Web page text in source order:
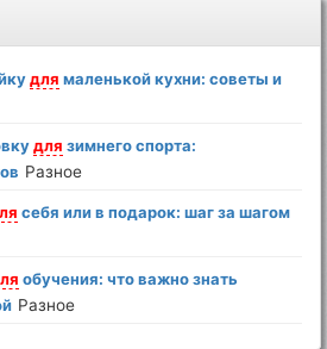
для маленькой кухни: советы и
для зимнего спорта:
Разное
себя или в подарок: шаг за шагом
обучения: что важно знать
Разное